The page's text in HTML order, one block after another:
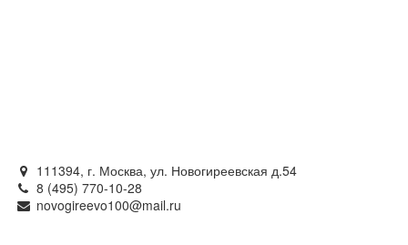
111394, г. Москва, ул. Новогиреевская д.54
8 (495) 770-10-28
novogireevo100@mail.ru